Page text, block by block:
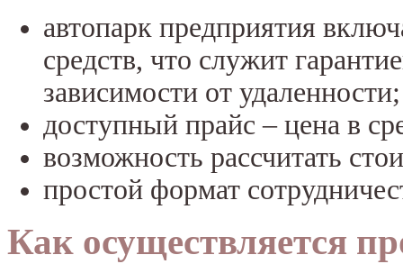
автопарк предприятия
средств, что служит
зависимости от удаленности;
доступный прайс – цена в
возможность рассчитать
простой формат
Как осуществляется